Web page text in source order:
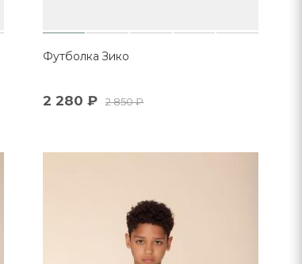
Футболка Зико
2 280 ₽ 2 850₽